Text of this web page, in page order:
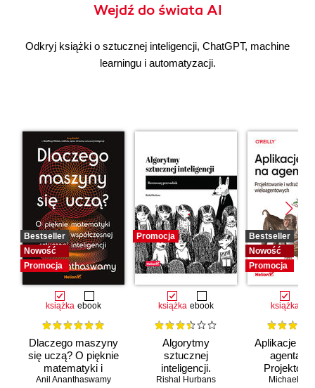
Wejdź do świata AI
Odkryj książki o sztucznej inteligencji, ChatGPT, machine
learningu i automatyzacji.
Bestseller
Nowość
Promocja
książka ebook
Dlaczego maszyny
się uczą? O pięknie
matematyki i
działaniu
Anil Ananthaswamy
Promocja
książka ebook
Algorytmy
sztucznej
inteligencji.
Ilustrowany
Rishal Hurbans
Bestseller
Nowość
Promocja
książka
Aplikacje
agentach
Michael